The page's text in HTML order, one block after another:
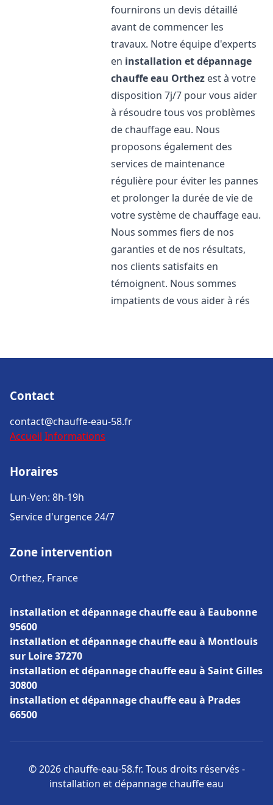
fournirons un devis détaillé
avant de commencer les
travaux. Notre équipe d'experts
en installation et dépannage
chauffe eau Orthez est à votre
disposition 7j/7 pour vous aider
à résoudre tous vos problèmes
de chauffage eau. Nous
proposons également des
services de maintenance
régulière pour éviter les pannes
et prolonger la durée de vie de
votre système de chauffage eau.
Nous sommes fiers de nos
garanties et de nos résultats,
nos clients satisfaits en
témoignent. Nous sommes
impatients de vous aider à rés
Contact
contact@chauffe-eau-58.fr
Accueil Informations
Horaires
Lun-Ven: 8h-19h
Service d'urgence 24/7
Zone intervention
Orthez, France
installation et dépannage chauffe eau à Eaubonne
95600
installation et dépannage chauffe eau à Montlouis
sur Loire 37270
installation et dépannage chauffe eau à Saint Gilles
30800
installation et dépannage chauffe eau à Prades
66500
© 2026 chauffe-eau-58.fr. Tous droits réservés -
installation et dépannage chauffe eau